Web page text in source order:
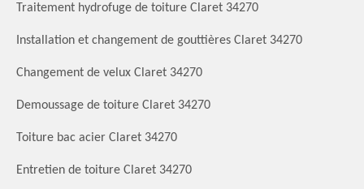
Traitement hydrofuge de toiture Claret 34270
Installation et changement de gouttières Claret 34270
Changement de velux Claret 34270
Demoussage de toiture Claret 34270
Toiture bac acier Claret 34270
Entretien de toiture Claret 34270